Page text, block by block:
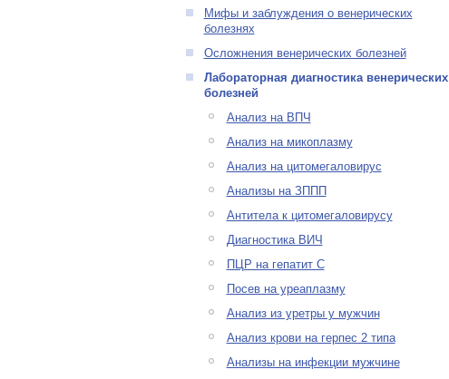
Мифы и заблуждения о венерических
болезнях
Осложнения венерических болезней
Лабораторная диагностика венерических
болезней
Анализ на ВПЧ
Анализ на микоплазму
Анализ на цитомегаловирус
Анализы на ЗППП
Антитела к цитомегаловирусу
Диагностика ВИЧ
ПЦР на гепатит С
Посев на уреаплазму
Анализ из уретры у мужчин
Анализ крови на герпес 2 типа
Анализы на инфекции мужчине